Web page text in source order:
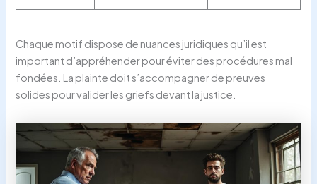
Chaque motif dispose de nuances juridiques qu’il est
important d’appréhender pour éviter des procédures mal
fondées. La plainte doit s’accompagner de preuves
solides pour valider les griefs devant la justice.